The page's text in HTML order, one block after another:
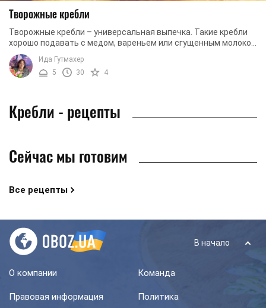
Творожные кребли
Творожные кребли – универсальная выпечка. Такие кребли
хорошо подавать с медом, вареньем или сгущенным молоком
к утреннему чаю или кофе. Если ...
Ида Гутмахер
5
30 4
Кребли - рецепты
Сейчас мы готовим
Все рецепты
В начало
О компании Команда
Правовая информация
Политика